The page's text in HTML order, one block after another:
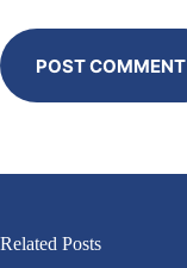
POST COMMENT
Related Posts